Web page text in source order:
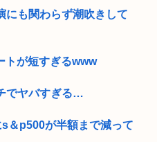
にも関わらず潮吹きして
トが短すぎるwww
でヤバすぎる…
＆p500が半額まで減って